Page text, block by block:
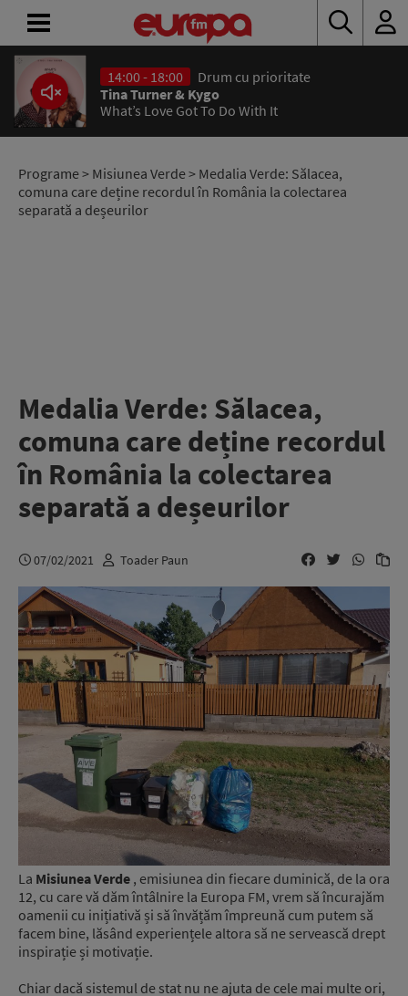
14:00 - 18:00
Drum cu prioritate
Tina Turner & Kygo
What’s Love Got To Do With It
Programe> Misiunea Verde> Medalia Verde: Sălacea,
comuna care deține recordul în România la colectarea
separată a deșeurilor
Medalia Verde: Sălacea,
comuna care deține recordul
în România la colectarea
separată a deșeurilor
07/02/2021 Toader Paun
La Misiunea Verde , emisiunea din fiecare duminică, de la ora
12, cu care vă dăm întâlnire la Europa FM, vrem să încurajăm
oamenii cu inițiativă și să învățăm împreună cum putem să
facem bine, lăsând experiențele altora să ne servească drept
inspirație și motivație.
Chiar dacă sistemul de stat nu ne ajuta de cele mai multe ori,
ACASĂ
ȘTIRI
RADIO
CONCURSURI